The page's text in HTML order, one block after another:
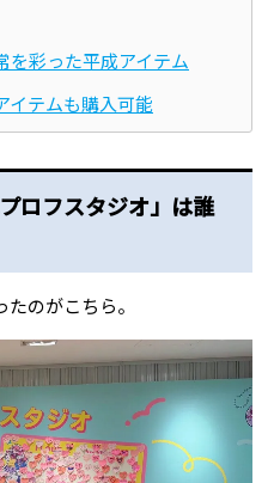
を彩った平成アイテム
イテムも購入可能
ロフスタジオ」は誰
のがこちら。